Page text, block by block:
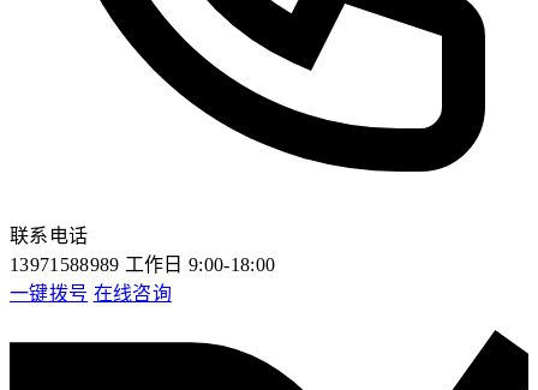
联系电话
13971588989 工作日 9:00-18:00
一键拨号 在线咨询